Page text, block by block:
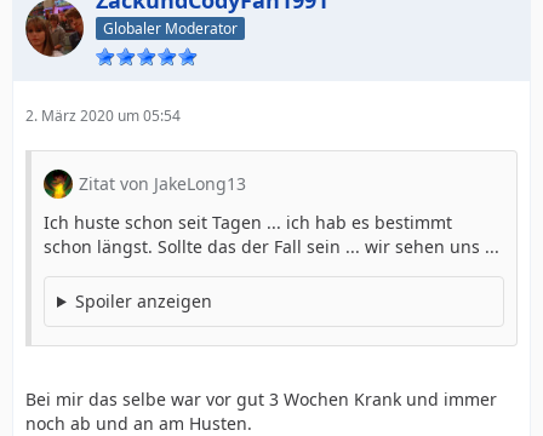
Globaler Moderator
2. März 2020 um 05:54
Zitat von JakeLong13
Ich huste schon seit Tagen ... ich hab es bestimmt
schon längst. Sollte das der Fall sein ... wir sehen uns ...
Spoiler anzeigen
Bei mir das selbe war vor gut 3 Wochen Krank und immer
noch ab und an am Husten.